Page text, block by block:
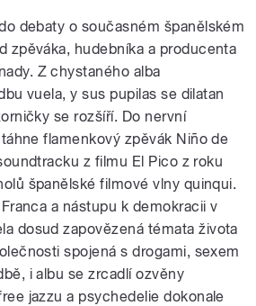
debaty o současném španělském
zpěváka, hudebníka a producenta
Z chystaného alba
vuela, y sus pupilas se dilatan
se rozšíří. Do nervní
flamenkový zpěvák Niño de
z filmu El Pico z roku
španělské filmové vlny quinqui.
a nástupu k demokracii v
dosud zapovězená témata života
spojená s drogami, sexem
i albu se zrcadlí ozvěny
jazzu a psychedelie dokonale